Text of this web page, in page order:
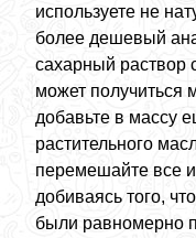
используете не
более дешевый
сахарный раствор
может получиться
добавьте в массу
растительного
перемешайте все
добиваясь того,
были равномерно